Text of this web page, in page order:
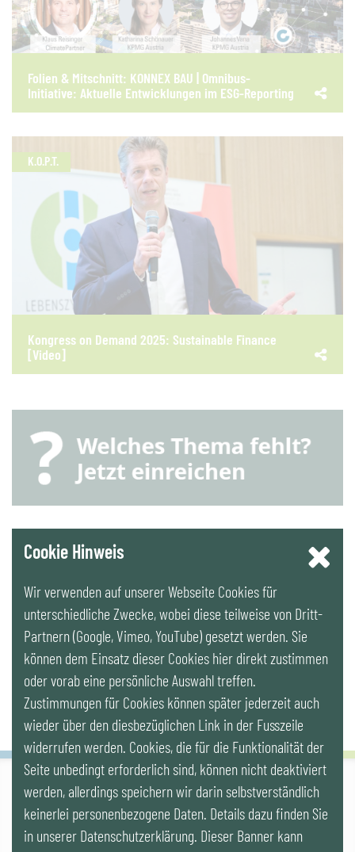
Folien & Mitschnitt: KONNEX BAU | Omnibus-
Initiative: Aktuelle Entwicklungen im ESG-Reporting
K.O.P.T.
Kongress on Demand 2025: Sustainable Finance
[Video]
YouTube
LinkedIn
Newsletter
IG LEBENSZYKLUS BAU
Wipplingerstr. 10/Top 9, Stoß im Himmel, A-1010 Wien
office@ig-lebenszyklus.at
Cookie Hinweis
Wir verwenden auf unserer Webseite Cookies für
unterschiedliche Zwecke, wobei diese teilweise von Dritt-
Partnern (Google, Vimeo, YouTube) gesetzt werden. Sie
können dem Einsatz dieser Cookies hier direkt zustimmen
oder vorab eine persönliche Auswahl treffen.
Zustimmungen für Cookies können später jederzeit auch
wieder über den diesbezüglichen Link in der Fusszeile
widerrufen werden. Cookies, die für die Funktionalität der
Seite unbedingt erforderlich sind, können nicht deaktiviert
werden, allerdings speichern wir darin selbstverständlich
keinerlei personenbezogene Daten. Details dazu finden Sie
in unserer Datenschutzerklärung. Dieser Banner kann